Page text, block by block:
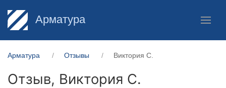
Арматура
Арматура Отзывы Виктория С.
Отзыв, Виктория С.